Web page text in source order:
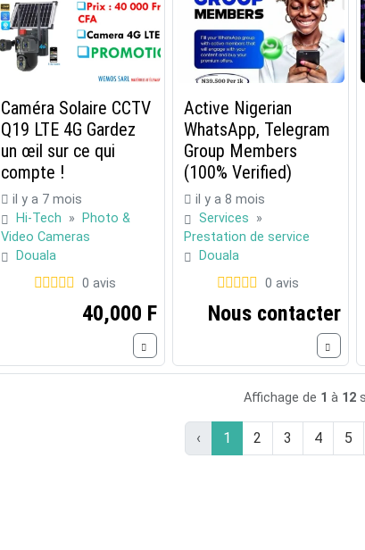
Caméra Solaire CCTV
Q19 LTE 4G Gardez
un œil sur ce qui
compte !
il y a 7 mois
Hi-Tech »
Photo &
Video Cameras
Douala
0 avis
40,000 F
Active Nigerian
WhatsApp, Telegram
Group Members
(100% Verified)
il y a 8 mois
Services »
Prestation de service
Douala
0 avis
Nous contacter
Affichage de 1 à 12
‹ 1 2 3 4 5